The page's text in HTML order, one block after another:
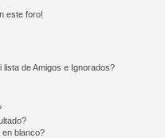
este foro!
de Amigos e Ignorados?
en blanco?